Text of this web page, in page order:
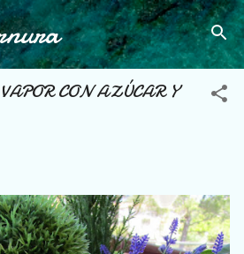
contenido principal
CON AZÚCAR Y